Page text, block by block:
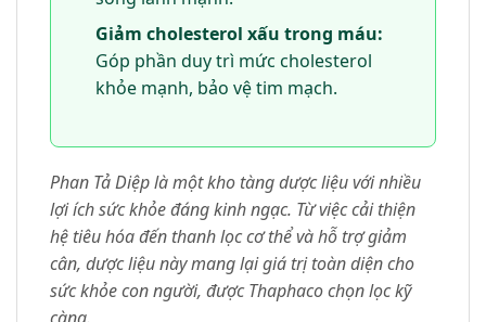
Giảm cholesterol xấu trong máu:
Góp phần duy trì mức cholesterol
khỏe mạnh, bảo vệ tim mạch.
Phan Tả Diệp là một kho tàng dược liệu với nhiều
lợi ích sức khỏe đáng kinh ngạc. Từ việc cải thiện
hệ tiêu hóa đến thanh lọc cơ thể và hỗ trợ giảm
cân, dược liệu này mang lại giá trị toàn diện cho
sức khỏe con người, được Thaphaco chọn lọc kỹ